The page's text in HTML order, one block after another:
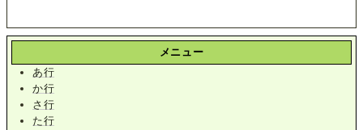
メニュー
あ行
か行
さ行
た行